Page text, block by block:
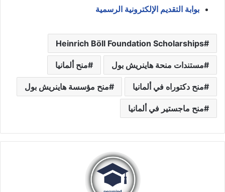
بوابة التقديم الإلكترونية الرسمية
Heinrich Böll Foundation Scholarships
مستندات منحة هاينريش بول منح ألمانيا
منح دكتوراه في ألمانيا منح مؤسسة هاينريش بول
منح ماجستير في ألمانيا